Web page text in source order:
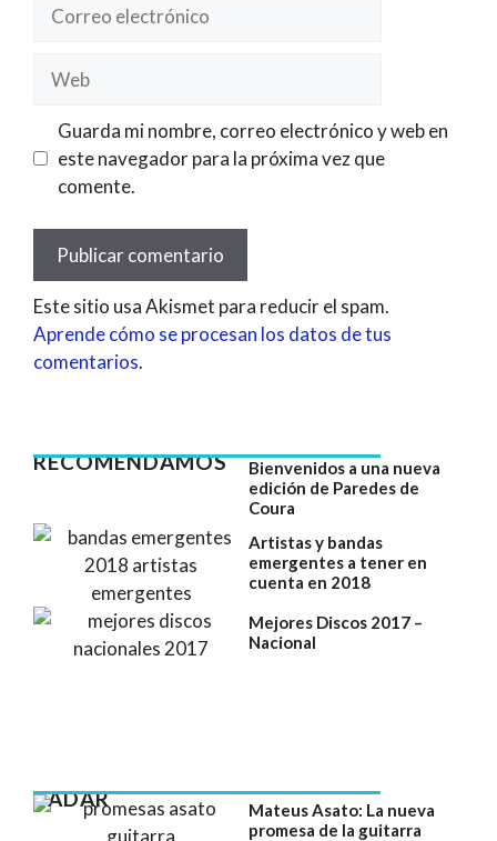
electrónico
Guarda mi nombre, correo electrónico y web en
este navegador para la próxima vez que
comente.
Este sitio usa Akismet para reducir el spam.
Aprende cómo se procesan los datos de tus
comentarios.
RECOMENDAMOS
Bienvenidos a una nueva
edición de Paredes de
Coura
Artistas y bandas
emergentes a tener en
cuenta en 2018
Mejores Discos 2017 –
Nacional
RADAR
Mateus Asato: La nueva
promesa de la guitarra